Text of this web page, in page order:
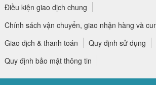
Điều kiện giao dịch chung
Chính sách vận chuyển, giao nhận hàng và
Giao dịch & thanh toán
Quy định sử dụng
Quy định bảo mật thông tin